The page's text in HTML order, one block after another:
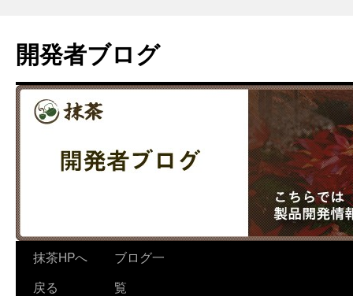
テ
ン
へ
ス
キ
ッ
プ
開発者ブログ
抹茶HPへ
戻る
ブログ一
覧